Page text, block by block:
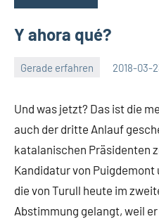
Y ahora qué?
Gerade erfahren 2018-03-
Und was jetzt? Das ist die
auch der dritte Anlauf
katalanischen Präsidenten
Kandidatur von Puigdemont
die von Turull heute im
Abstimmung gelangt, weil